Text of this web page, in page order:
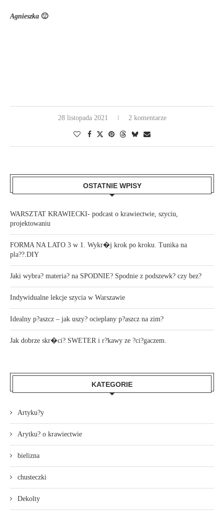
Agnieszka 🙂
28 listopada 2021 2 komentarze
OSTATNIE WPISY
WARSZTAT KRAWIECKI- podcast o krawiectwie, szyciu,
projektowaniu
FORMA NA LATO 3 w 1. Wykr�j krok po kroku. Tunika na
pla??.DIY
Jaki wybra? materia? na SPODNIE? Spodnie z podszewk? czy bez?
Indywidualne lekcje szycia w Warszawie
Idealny p?aszcz – jak uszy? ocieplany p?aszcz na zim?
Jak dobrze skr�ci? SWETER i r?kawy ze ?ci?gaczem.
KATEGORIE
Artyku?y
Arytku? o krawiectwie
bielizna
chusteczki
Dekolty